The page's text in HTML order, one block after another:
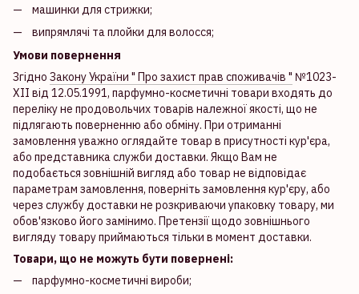
машинки для стрижки;
випрямлячі та плойки для волосся;
Умови повернення
Згідно Закону України " Про захист прав споживачів " №1023-
XII від 12.05.1991, парфумно-косметичні товари входять до
переліку не продовольчих товарів належної якості, що не
підлягають поверненню або обміну. При отриманні
замовлення уважно оглядайте товар в присутності кур'єра,
або представника служби доставки. Якщо Вам не
подобається зовнішній вигляд або товар не відповідає
параметрам замовлення, поверніть замовлення кур'єру, або
через службу доставки не розкриваючи упаковку товару, ми
обов'язково його замінимо. Претензії щодо зовнішнього
вигляду товару приймаються тільки в момент доставки.
Товари, що не можуть бути повернені:
парфумно-косметичні вироби;